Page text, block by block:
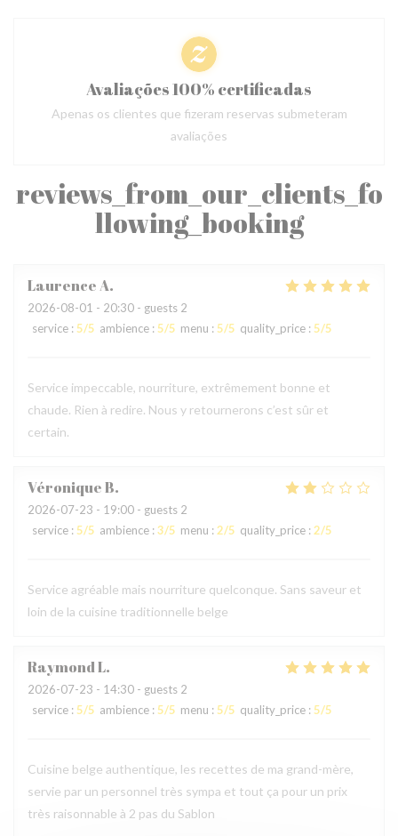
reviews_from_our_clients_fo
llowing_booking
LaurenceA
2026-08-01 - 20:30 - guests 2
service : 5/5 ambience : 5/5 menu : 5/5 quality_price : 5/5
Service impeccable, nourriture, extrêmement bonne et
chaude. Rien à redire. Nous y retournerons c’est sûr et
certain.
VéroniqueB
2026-07-23 - 19:00 - guests 2
service : 5/5 ambience : 3/5 menu : 2/5 quality_price : 2/5
Service agréable mais nourriture quelconque. Sans saveur et
loin de la cuisine traditionnelle belge
RaymondL
2026-07-23 - 14:30 - guests 2
service : 5/5 ambience : 5/5 menu : 5/5 quality_price : 5/5
Cuisine belge authentique, les recettes de ma grand-mère,
servie par un personnel très sympa et tout ça pour un prix
très raisonnable à 2 pas du Sablon
Avaliações 100% certificadas
Apenas os clientes que fizeram reservas submeteram
avaliações